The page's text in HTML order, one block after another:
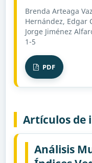
Brenda Arteaga
Hernández, Edgar
Jorge Jiménez
1-5
PDF
Artículos de
Análisis